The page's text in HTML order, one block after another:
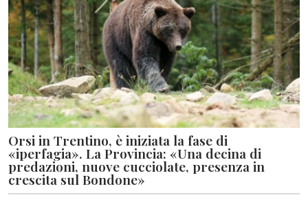
Orsi in Trentino, è iniziata la fase di
«iperfagia». La Provincia: «Una decina di
predazioni, nuove cucciolate, presenza in
crescita sul Bondone»